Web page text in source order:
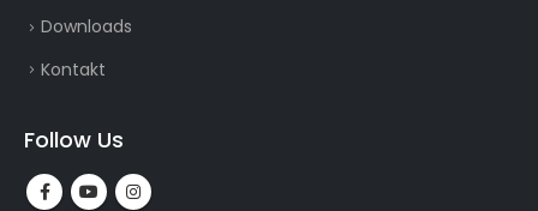
Downloads
Kontakt
Follow Us